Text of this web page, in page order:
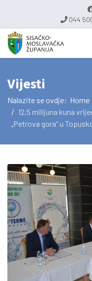
044
Vijesti
Nalazite se ovdje: Home
12,5 milijuna kuna
„Petrova gora“ u